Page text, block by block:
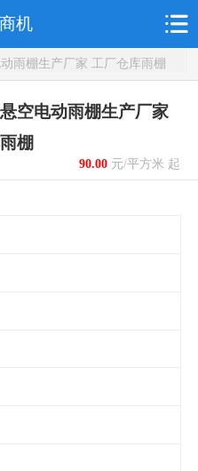
机
雨棚生产厂家 工厂仓库雨棚
空电动雨棚生产厂家
棚
90.00元/平方米 起